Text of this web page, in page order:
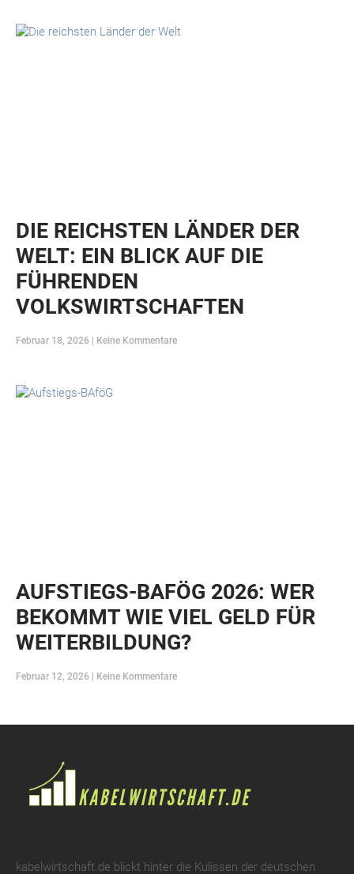
DIE REICHSTEN LÄNDER DER
WELT: EIN BLICK AUF DIE
FÜHRENDEN
VOLKSWIRTSCHAFTEN
Februar 18, 2026 Keine Kommentare
AUFSTIEGS-BAFÖG 2026: WER
BEKOMMT WIE VIEL GELD FÜR
WEITERBILDUNG?
Februar 12, 2026 Keine Kommentare
kabelwirtschaft.de blickt hinter die Kulissen der deutschen